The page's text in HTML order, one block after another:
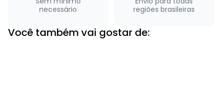
necessário
regiões brasileiras
Você também vai gostar de: